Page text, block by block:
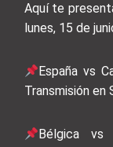
Aquí te
lunes, 15 de
España vs
Transmisión en
Bélgica